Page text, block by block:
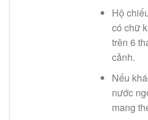
Hộ
có chữ
trên 6
cảnh.
Nếu
nước
mang